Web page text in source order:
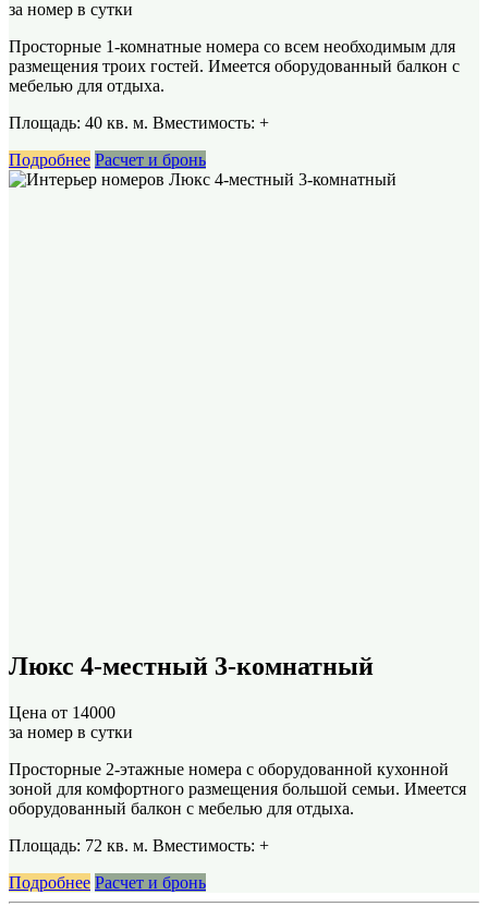
за номер в сутки
Просторные 1-комнатные номера со всем необходимым для
размещения троих гостей. Имеется оборудованный балкон с
мебелью для отдыха.
Площадь: 40 кв. м. Вместимость: +
Подробнее Расчет и бронь
Люкс 4-местный 3-комнатный
Цена от 14000
за номер в сутки
Просторные 2-этажные номера с оборудованной кухонной
зоной для комфортного размещения большой семьи. Имеется
оборудованный балкон с мебелью для отдыха.
Площадь: 72 кв. м. Вместимость: +
Подробнее Расчет и бронь